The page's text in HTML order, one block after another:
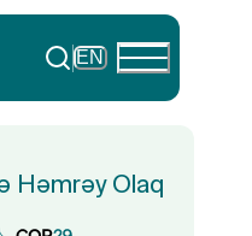
EN
Həmrəy Olaq